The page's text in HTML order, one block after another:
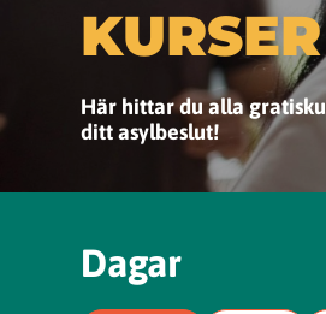
Här hittar du alla
ditt asylbeslut!
Dagar